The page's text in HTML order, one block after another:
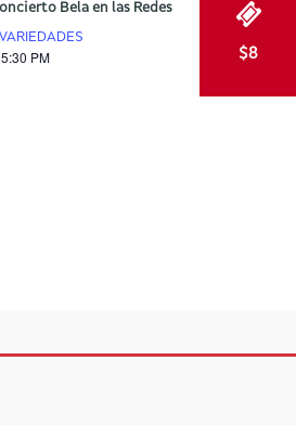
Bela en las Redes
PM $8